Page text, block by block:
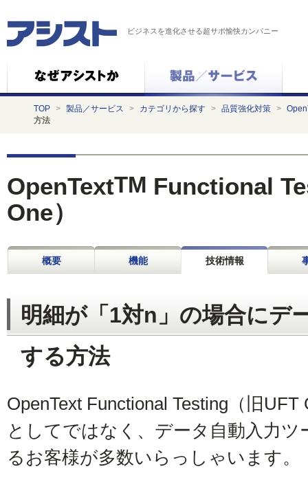
ビジネスを進化させる超サポ愉快カンパニー
TOP > 製品／サービス > カテゴリから探す > 品質強化対策 >
方法
OpenTextTM Functional
One）
概要 機能 技術情報
明細が「1対n」の場合にデ
する方法
OpenText Functional Testing（旧
としてではなく、データ自動入力
るお客様が多数いらっしゃいます。